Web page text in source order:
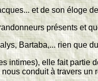
et de son éloge
présents et
Bartaba,... rien que
intimes), elle fait partie
conduit à travers